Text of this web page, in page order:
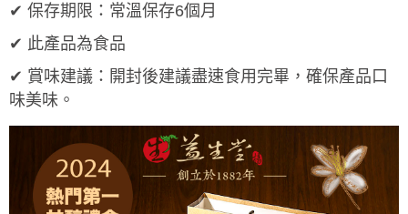
✔ 保存期限：常溫保存6個月
✔ 此產品為食品
✔ 賞味建議：開封後建議盡速食用完畢，確保產品口
味美味。